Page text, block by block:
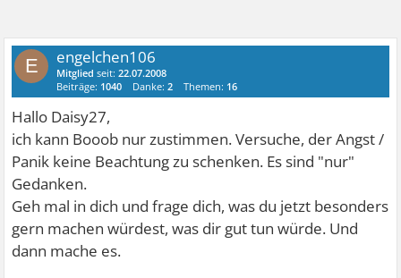
E engelchen106
Mitglied seit:22.07.2008
Beiträge: 1040 Danke:2 Themen: 16
Hallo Daisy27,
ich kann Booob nur zustimmen. Versuche, der Angst /
Panik keine Beachtung zu schenken. Es sind "nur"
Gedanken.
Geh mal in dich und frage dich, was du jetzt besonders
gern machen würdest, was dir gut tun würde. Und
dann mache es.